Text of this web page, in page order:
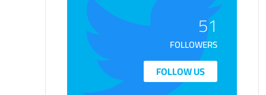
51
FOLLOWERS
FOLLOW US